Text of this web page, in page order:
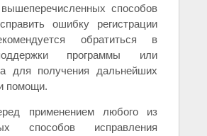
способов
ошибку регистрации
обратиться в
программы или
для получения дальнейших
помощи.
применением любого из
способов исправления